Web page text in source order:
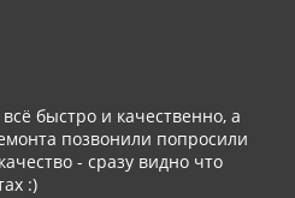
быстро и качественно, а
позвонили попросили
- сразу видно что
:)